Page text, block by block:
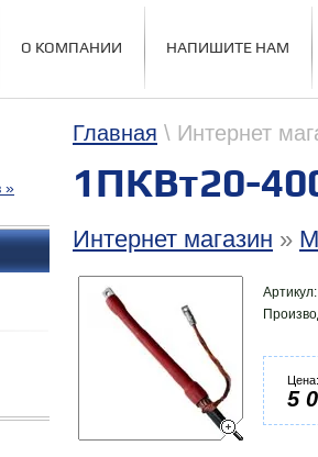
О КОМПАНИИ НАПИШИТЕ НАМ
Главная \ Интернет
1ПКВт20-
Интернет магазин »
Цена:
5
»